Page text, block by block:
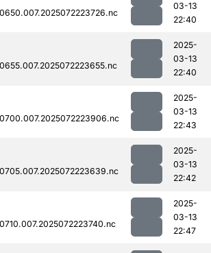
03-13
22:40
2025-
03-13
22:40
2025-
03-13
22:43
2025-
03-13
22:42
2025-
03-13
22:47